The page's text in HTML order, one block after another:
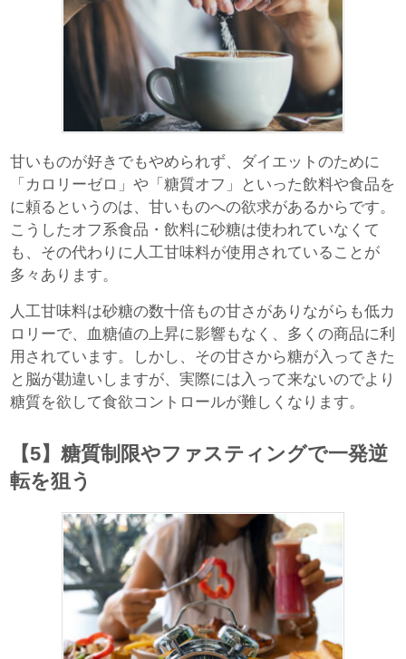
甘いものが好きでもやめられず、ダイエットのために
「カロリーゼロ」や「糖質オフ」といった飲料や食品を
に頼るというのは、甘いものへの欲求があるからです。
こうしたオフ系食品・飲料に砂糖は使われていなくて
も、その代わりに人工甘味料が使用されていることが
多々あります。
人工甘味料は砂糖の数十倍もの甘さがありながらも低カ
ロリーで、血糖値の上昇に影響もなく、多くの商品に利
用されています。しかし、その甘さから糖が入ってきた
と脳が勘違いしますが、実際には入って来ないのでより
糖質を欲して食欲コントロールが難しくなります。
【5】糖質制限やファスティングで一発逆
転を狙う